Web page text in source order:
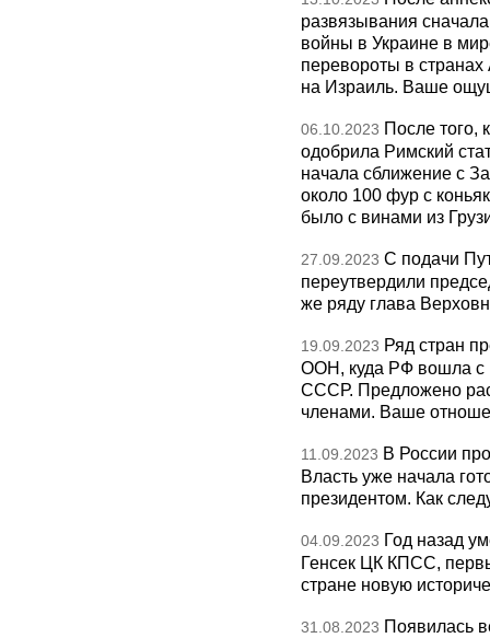
развязывания
войны в Украине в
перевороты в
на Израиль. Ваше
06.10.2023 После того,
одобрила Римский
начала сближение с
около 100 фур с
было с винами из
27.09.2023 С подачи
переутвердили
же ряду глава
19.09.2023 Ряд стран
ООН, куда РФ вошла с
СССР. Предложено
членами. Ваше
11.09.2023 В России
Власть уже начала
президентом. Как
04.09.2023 Год назад
Генсек ЦК КПСС,
стране новую
31.08.2023 Появилась